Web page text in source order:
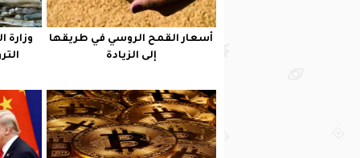
أسعار القمح الروسي في طريقها
إلى الزيادة
وزارة